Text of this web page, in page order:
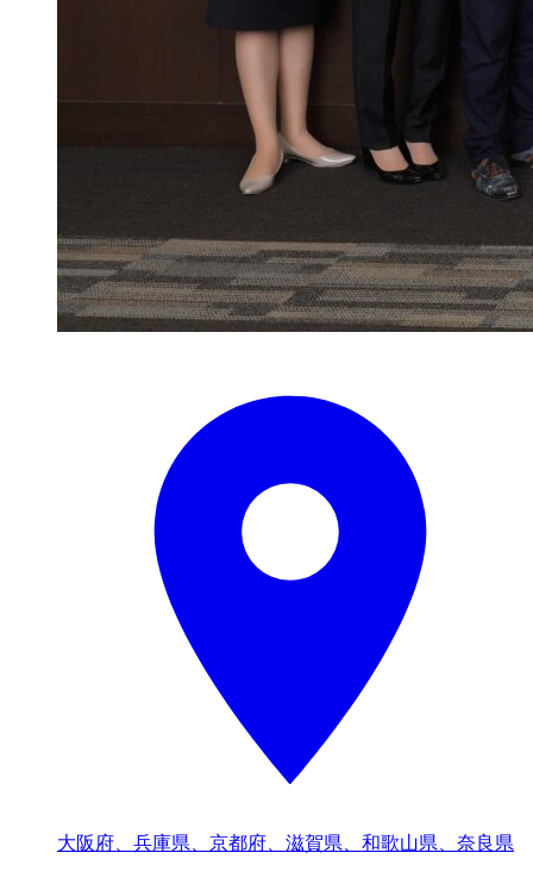
大阪府、兵庫県、京都府、滋賀県、和歌山県、奈良県